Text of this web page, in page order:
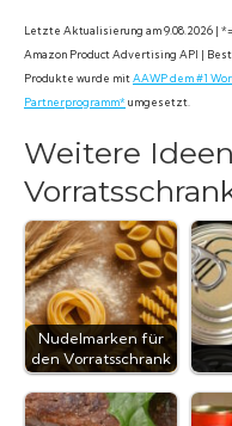
Letzte Aktualisierung am 9.08.2026 |
Amazon Product Advertising API |
Produkte wurde mitAAWP dem #1
Partnerprogramm*umgesetzt.
Weitere
Nudelmarken für
den Vorratsschrank